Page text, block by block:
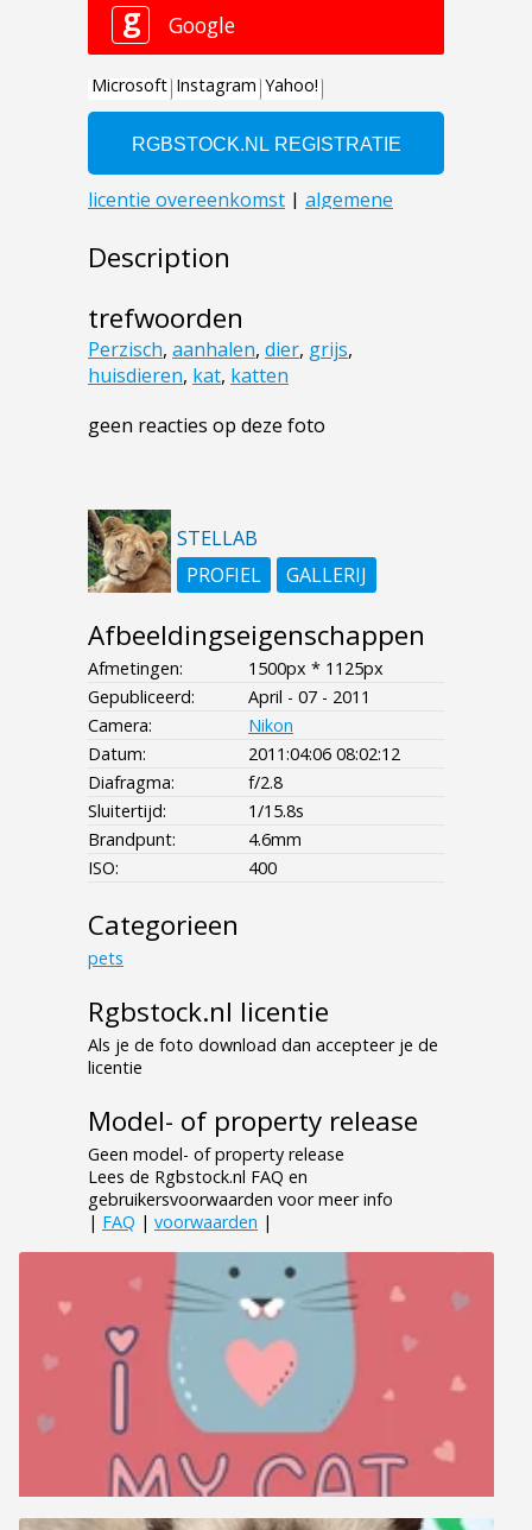
Description
trefwoorden
Perzisch, aanhalen, dier, grijs,
huisdieren, kat, katten
geen reacties op deze foto
STELLAB
PROFIEL
GALLERIJ
Afbeeldingseigenschappen
Afmetingen:
1500px * 1125px
Gepubliceerd:
April - 07 - 2011
Camera:
Nikon
Datum:
2011:04:06 08:02:12
Diafragma:
f/2.8
Sluitertijd:
1/15.8s
Brandpunt:
4.6mm
ISO:
400
Categorieen
pets
Rgbstock.nl licentie
Als je de foto download dan accepteer je de
licentie
Model- of property release
Geen model- of property release
Lees de Rgbstock.nl FAQ en
gebruikersvoorwaarden voor meer info
| FAQ | voorwaarden |